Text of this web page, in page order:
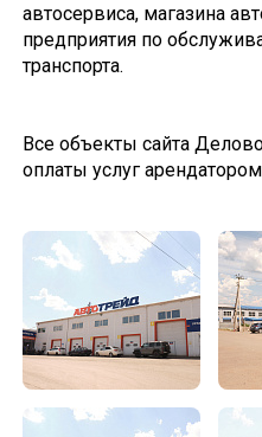
автосервиса, магазина
предприятия по
транспорта.
Все объекты сайта
оплаты услуг